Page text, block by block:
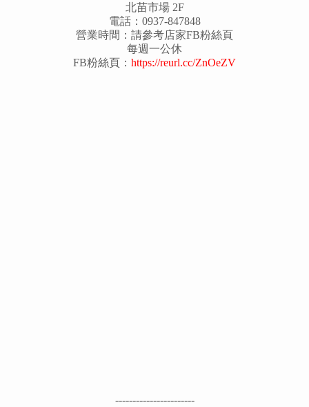
北苗市場 2F
電話：0937-847848
營業時間：請參考店家FB粉絲頁
每週一公休
FB粉絲頁： https://reurl.cc/ZnOeZV
-----------------------